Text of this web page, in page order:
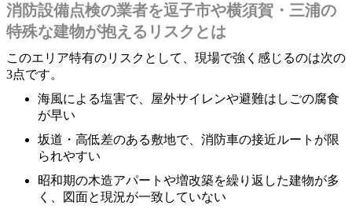
消防設備点検の業者を逗子市や横須賀・三浦の
特殊な建物が抱えるリスクとは
このエリア特有のリスクとして、現場で強く感じるのは次の
3点です。
海風による塩害で、屋外サイレンや避難はしごの腐食
が早い
坂道・高低差のある敷地で、消防車の接近ルートが限
られやすい
昭和期の木造アパートや増改築を繰り返した建物が多
く、図面と現況が一致していない